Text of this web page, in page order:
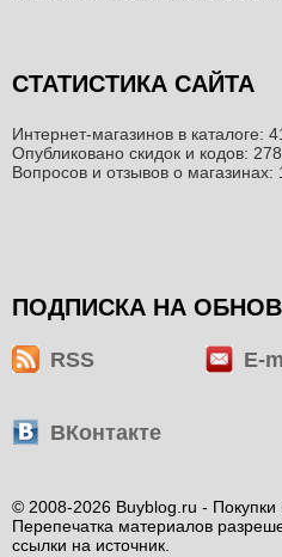
СТАТИСТИКА САЙТА
Интернет-магазинов в каталоге:
Опубликовано скидок и кодов:
Вопросов и отзывов о магазинах:
ПОДПИСКА НА
RSS E-
ВКонтакте
© 2008-2026 Buyblog.ru - Покупки
Перепечатка материалов
ссылки на источник.